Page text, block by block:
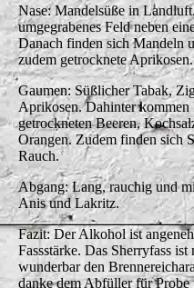
Nase: Mandelsüße in
umgegrabenes Feld neben
Danach finden sich Mandeln
zudem getrocknete
Gaumen: Süßlicher Tabak,
Aprikosen. Dahinter
getrockneten Beeren,
Orangen. Zudem finden sich
Rauch.
Abgang: Lang, rauchig und
Anis und Lakritz.
Fazit: Der Alkohol ist
Fassstärke. Das Sherryfass
wunderbar den
danke dem Abfüller für Probe